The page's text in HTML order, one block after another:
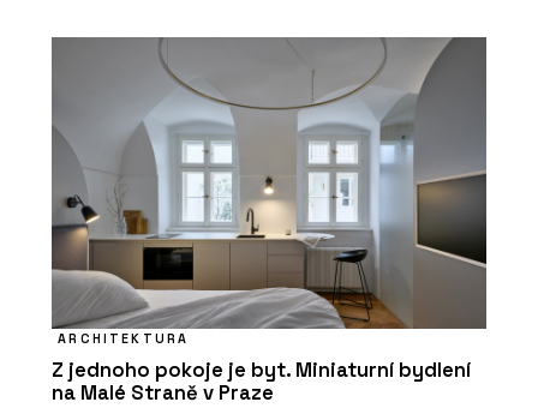
ARCHITEKTURA
Z jednoho pokoje je byt. Miniaturní bydlení
na Malé Straně v Praze